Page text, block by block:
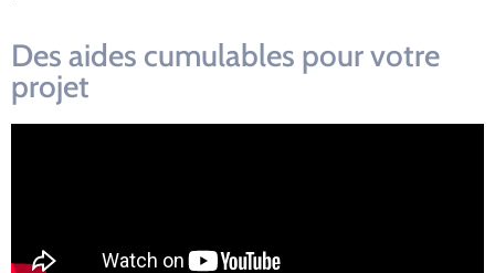
Des aides cumulables pour votre
projet